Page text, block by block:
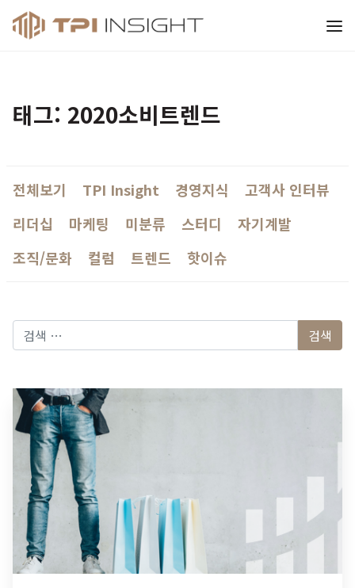
티피아이 인사이트
태그: 2020소비트렌드
전체보기 TPI Insight 경영지식
고객사 인터뷰
리더십
마케팅 미분류 스터디
자기계발
조직/문화
컬럼 트렌드 핫이슈
다음 검색: